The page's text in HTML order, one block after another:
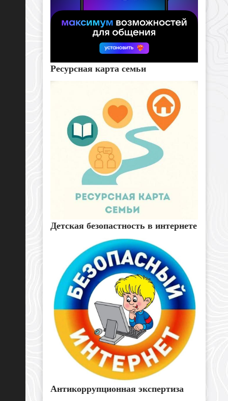
Ресурсная карта семьи
Детская безопастность в интернете
Антикоррупционная экспертиза